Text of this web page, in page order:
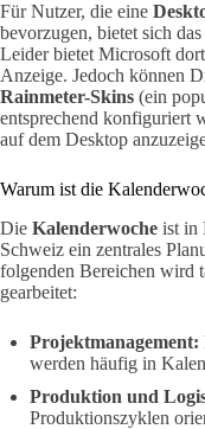
Für Nutzer, die eine
bevorzugen, bietet sich
Leider bietet Microsoft
Anzeige. Jedoch können
Rainmeter-Skins (ein
entsprechend konfiguriert
auf dem Desktop
Warum ist die
Die Kalenderwoche ist in
Schweiz ein zentrales
folgenden Bereichen wird
gearbeitet:
Projektmanagement:
werden häufig in
Produktion und
Produktionszyklen